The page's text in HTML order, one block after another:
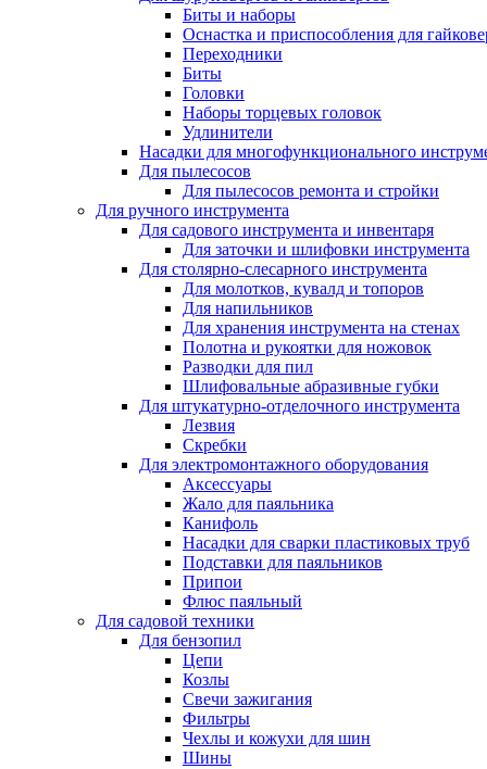
Биты и наборы
Оснастка и приспособления для
Переходники
Биты
Головки
Наборы торцевых головок
Удлинители
Насадки для многофункционального
Для пылесосов
Для пылесосов ремонта и стройки
Для ручного инструмента
Для садового инструмента и инвентаря
Для заточки и шлифовки инструмента
Для столярно-слесарного инструмента
Для молотков, кувалд и топоров
Для напильников
Для хранения инструмента на стенах
Полотна и рукоятки для ножовок
Разводки для пил
Шлифовальные абразивные губки
Для штукатурно-отделочного инструмента
Лезвия
Скребки
Для электромонтажного оборудования
Аксессуары
Жало для паяльника
Канифоль
Насадки для сварки пластиковых труб
Подставки для паяльников
Припои
Флюс паяльный
Для садовой техники
Для бензопил
Цепи
Козлы
Свечи зажигания
Фильтры
Чехлы и кожухи для шин
Шины